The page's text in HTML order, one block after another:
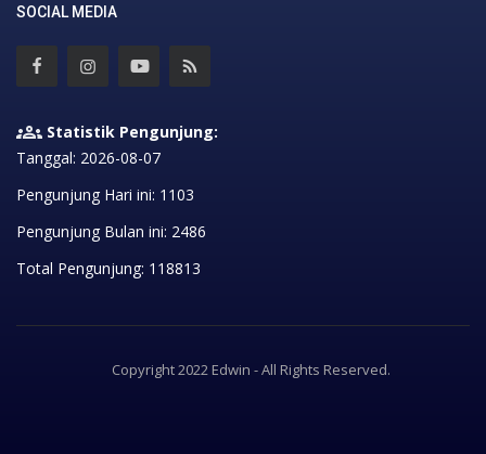
SOCIAL MEDIA
Statistik Pengunjung:
Tanggal: 2026-08-07
Pengunjung Hari ini: 1103
Pengunjung Bulan ini: 2486
Total Pengunjung: 118813
Copyright 2022 Edwin - All Rights Reserved.